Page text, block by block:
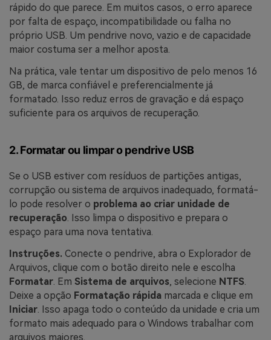
rápido do que parece. Em muitos casos, o erro aparece
por falta de espaço, incompatibilidade ou falha no
próprio USB. Um pendrive novo, vazio e de capacidade
maior costuma ser a melhor aposta.
Na prática, vale tentar um dispositivo de pelo menos 16
GB, de marca confiável e preferencialmente já
formatado. Isso reduz erros de gravação e dá espaço
suficiente para os arquivos de recuperação.
2. Formatar ou limpar o pendrive USB
Se o USB estiver com resíduos de partições antigas,
corrupção ou sistema de arquivos inadequado, formatá-
lo pode resolver o problema ao criar unidade de
recuperação. Isso limpa o dispositivo e prepara o
espaço para uma nova tentativa.
Instruções. Conecte o pendrive, abra o Explorador de
Arquivos, clique com o botão direito nele e escolha
Formatar. Em Sistema de arquivos, selecione NTFS.
Deixe a opção Formatação rápida marcada e clique em
Iniciar. Isso apaga todo o conteúdo da unidade e cria um
formato mais adequado para o Windows trabalhar com
arquivos maiores.